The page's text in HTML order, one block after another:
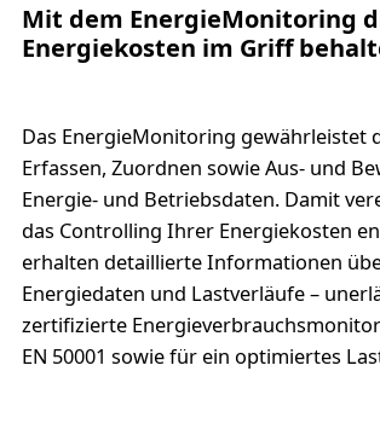
Mit dem EnergieMonitoring
Energiekosten im Griff
Das EnergieMonitoring gewährleistet
Erfassen, Zuordnen sowie Aus- und
Energie- und Betriebsdaten. Damit
das Controlling Ihrer Energiekosten
erhalten detaillierte Informationen
Energiedaten und Lastverläufe –
zertifizierte
EN 50001 sowie für ein optimiertes